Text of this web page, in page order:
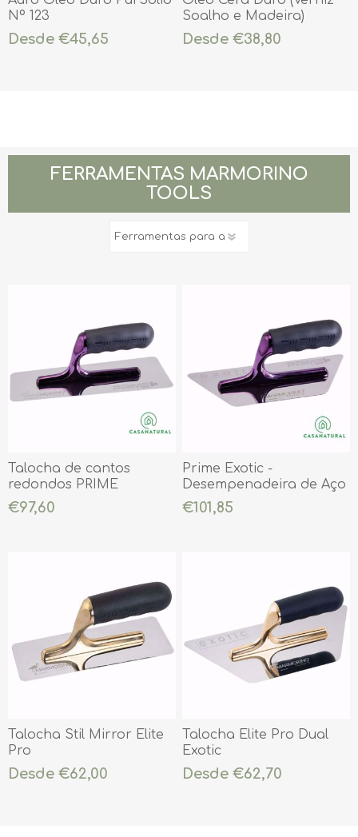
Nº 123
Desde €45,65
Soalho e Madeira)
Incolor
Desde €38,80
FERRAMENTAS MARMORINO
TOOLS
Talocha de cantos
redondos PRIME
€97,60
Prime Exotic -
Desempenadeira de Aço
Inoxidável 240mm x 100
mm x 0,6 mm
€101,85
Talocha Stil Mirror Elite
Pro
Desde €62,00
Talocha Elite Pro Dual
Exotic
Desde €62,70